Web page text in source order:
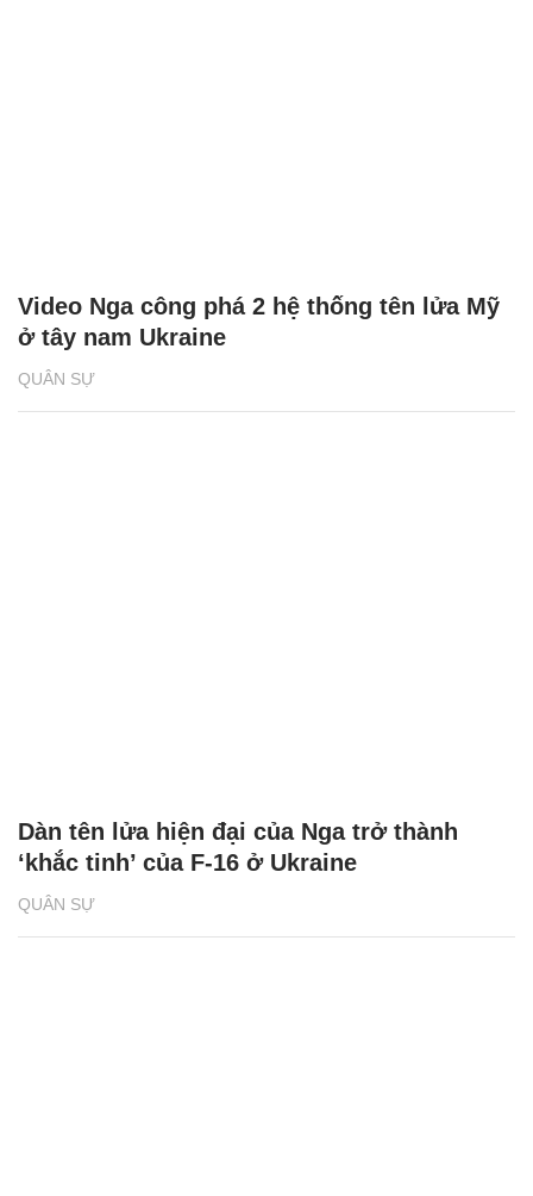
QUÂN SỰ
Video Nga công phá 2 hệ thống tên lửa Mỹ
ở tây nam Ukraine
QUÂN SỰ
Dàn tên lửa hiện đại của Nga trở thành
‘khắc tinh’ của F-16 ở Ukraine